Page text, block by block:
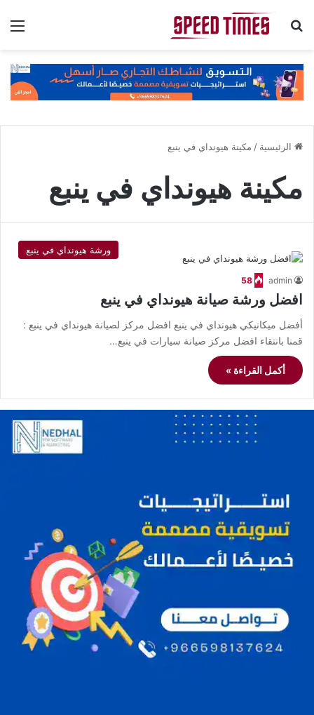
بحث عن
الرئيسية / مكينة هيونداي في ينبع
مكينة هيونداي في ينبع
ورشة هيونداي في ينبع
admin
58
افضل ورشة صيانة هيونداي في ينبع
أفضل ميكانيكي هيونداي في ينبع افضل مركز لصيانة هيونداي في ينبع :
قمنا بانتقاء افضل مركز صيانة سيارات في ينبع…
أكمل القراءة »